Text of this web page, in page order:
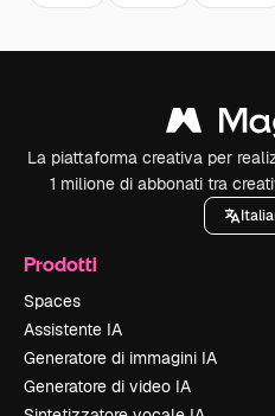
La piattaforma creativa per
1 milione di abbonati tra
Prodotti
Spaces
Assistente IA
Generatore di immagini IA
Generatore di video IA